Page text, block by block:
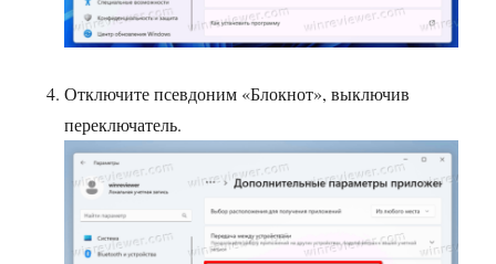
Отключите псевдоним «Блокнот», выключив
переключатель.